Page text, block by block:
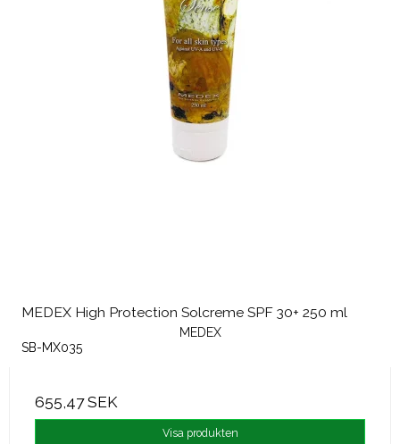
MEDEX High Protection Solcreme SPF 30+ 250 ml
MEDEX
SB-MX035
655,47 SEK
Visa produkten